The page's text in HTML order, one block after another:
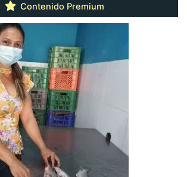
Contenido Premium